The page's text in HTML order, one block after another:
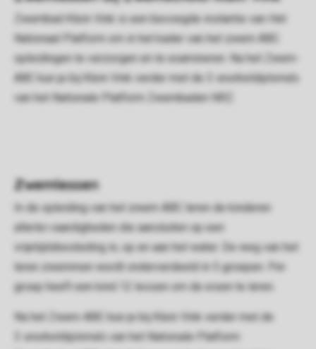
Zwembad Klein Vink is een bevoegde instantie van Het
Nationaal Platform om in het kader van het zwem ABC
opleidingen te verzorgen en te examineren. Na het Zwem-
ABC kun je bij Klein Vink verder met de 3 snorkeldiploma's
van het Nationale Platform Zwembaden NRZ.
Zwemlessen
In de opleiding van het zwem ABC leren de kinderen
allerlei vaardigheden die aansluiten op een
vrijetijdsbesteding in, op en aan het water. De weg van het
leren zwemmen wordt onderverdeeld in 5 groepen. Per
groep heeft een kind 12 lessen om de eisen te leren.
Na het Zwem-ABC kun je bij Klein Vink verder met de
3 snorkeldiploma's van het Nationale Platform